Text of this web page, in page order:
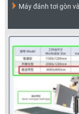
Máy đánh tơi gòn